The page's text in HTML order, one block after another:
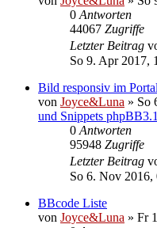
0 Antworten
44067 Zugriffe
Letzter Beitrag
So 9. Apr 2017,
Bild responsiv im
von Joyce&Luna » So
und Snippets phpBB3.1
0 Antworten
95948 Zugriffe
Letzter Beitrag
So 6. Nov 2016,
BBcode Liste
von Joyce&Luna » Fr